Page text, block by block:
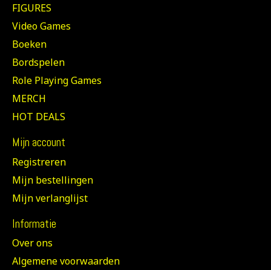
FIGURES
Video Games
Boeken
Bordspelen
Role Playing Games
MERCH
HOT DEALS
Mijn account
Registreren
Mijn bestellingen
Mijn verlanglijst
Informatie
Over ons
Algemene voorwaarden